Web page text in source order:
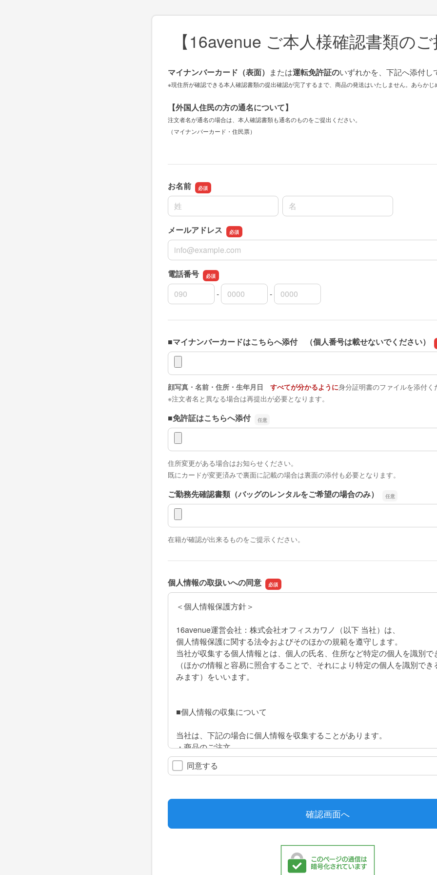
【16avenue ご本人様確認書類の
マイナンバーカード（表面） または運転免許証のいずれかを、下記へ添付し
※現住所が確認できる本人確認書類の提出確認が完了するまで、商品の発送はいたしません。あらか
【外国人住民の方の通名について】
注文者名が通名の場合は、本人確認書類も通名のものをご提出ください。
（マイナンバーカード・住民票）
お名前
名前の姓
名前の名
メールアドレス
メールアドレス
電話番号
電話番号の市外局番
-
電話番号の市内局番 -
電話番号の加入者番号
■マイナンバーカードはこちらへ添付 （個人番号は載せないでください）
■マイナンバーカードはこちらへ添付 （個人番号は載せないでください）
顔写真・名前・住所・生年月日 すべてが分かるように身分証明書のファイルを添付く
※注文者名と異なる場合は再提出が必要となります。
■免許証はこちらへ添付
■免許証はこちらへ添付
住所変更がある場合はお知らせください。
既にカードが変更済みで裏面に記載の場合は裏面の添付も必要となります。
ご勤務先確認書類（バッグのレンタルをご希望の場合のみ）
ご勤務先確認書類（バッグのレンタルをご希望の場合のみ）
在籍が確認が出来るものをご提示ください。
個人情報の取扱いへの同意
＜個人情報保護方針＞
16avenue運営会社：株式会社オフィスカワノ（以下 当社）は、
個人情報保護に関する法令およびそのほかの規範を遵守します。
当社が収集する個人情報とは、個人の氏名、住所など特定の個人を識別で
（ほかの情報と容易に照合することで、それにより特定の個人を識別でき
みます）をいいます。
■個人情報の収集について
当社は、下記の場合に個人情報を収集することがあります。
・商品のご注文
・お問い合わせ
・求人・アルバイト募集などへのご応募
当社がお客様からいただいた個人情報は、下記目的の必要な範囲で使用
・お客様の注文情報と会員登録情報の一致確認の為
・お問い合わせなどに対する回答や確認のご連絡のため
・商品やサービスに関する情報をお送りするため
同意する